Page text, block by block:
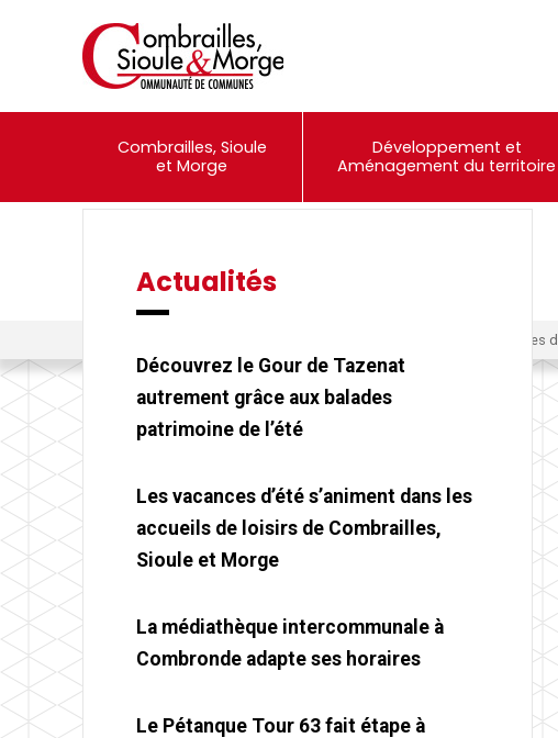
Combrailles, Sioule
et Morge
Développement et
Aménagement du territoire
Événements
Un séjour et des
Actualités
Découvrez le Gour de Tazenat
autrement grâce aux balades
patrimoine de l’été
Les vacances d’été s’animent dans les
accueils de loisirs de Combrailles,
Sioule et Morge
La médiathèque intercommunale à
Combronde adapte ses horaires
Le Pétanque Tour 63 fait étape à